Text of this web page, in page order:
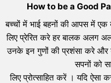
How to be a Good
बच्चों में भाई बहनों की आपस में
लिए प्रेरित करे हर बालक अलग
उनके इन गुणों की प्रशंसा करे
सपनों को
लिए प्रोत्साहित करें । यदि